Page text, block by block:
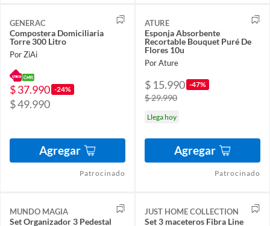
GENERAC
Compostera Domiciliaria
Torre 300 Litro
Por ZiAi
$ 37.990 -24%
$ 49.990
Agregar
Patrocinado
ATURE
Esponja Absorbente
Recortable Bouquet Puré De
Flores 10u
Por Ature
$ 15.990 -47%
$ 29.990
Llega hoy
Agregar
Patrocinado
MUNDO MAGIA
Set Organizador 3 Pedestal
JUST HOME COLLECTION
Set 3 maceteros Fibra Line